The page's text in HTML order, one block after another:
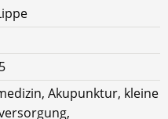
Akupunktur, kleine